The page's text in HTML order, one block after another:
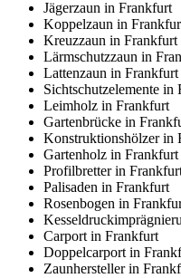
Jägerzaun in Frankfurt
Koppelzaun in
Kreuzzaun in Frankfurt
Lärmschutzzaun in
Lattenzaun in Frankfurt
Sichtschutzelemente in
Leimholz in Frankfurt
Gartenbrücke in
Konstruktionshölzer in
Gartenholz in Frankfurt
Profilbretter in
Palisaden in Frankfurt
Rosenbogen in
Carport in Frankfurt
Doppelcarport in
Zaunhersteller in